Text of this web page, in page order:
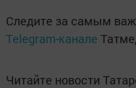
Следите за самым
Telegram-канале
Читайте новости